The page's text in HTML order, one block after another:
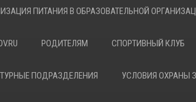
ПИТАНИЯ В ОБРАЗОВАТЕЛЬНОЙ
РОДИТЕЛЯМ СПОРТИВНЫЙ КЛУБ
ПОДРАЗДЕЛЕНИЯ УСЛОВИЯ ОХРАНЫ